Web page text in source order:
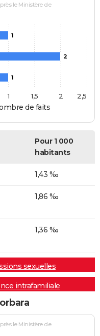
de faits
le Ministère de
1
2
1
1 1,5 2 2,5
Pour 1 000
habitants
1,43 ‰
1,86 ‰
1,36 ‰
sexuelles
intrafamiliale
le Ministère de